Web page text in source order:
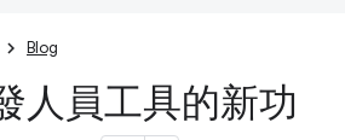
Blog
人員工具的新功